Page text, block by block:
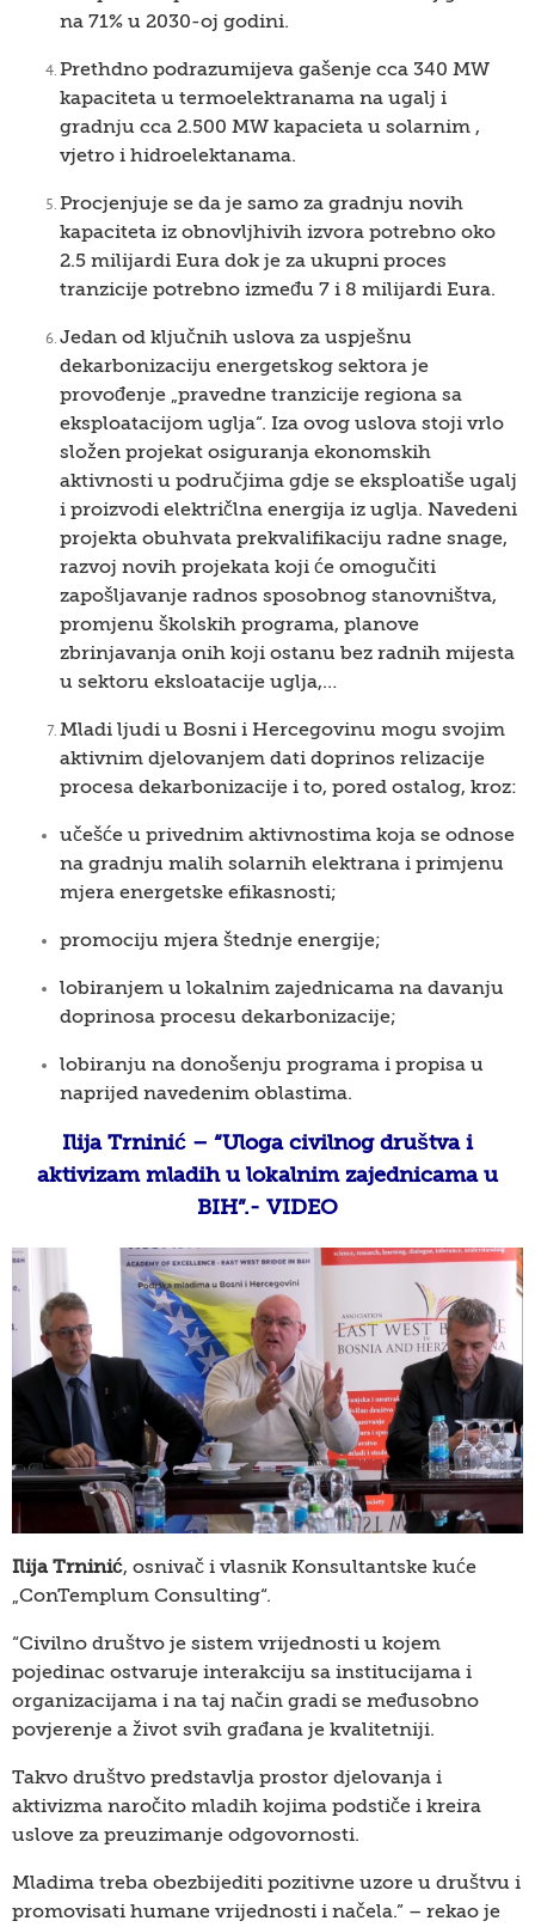
na 71% u 2030-oj godini.
Prethdno podrazumijeva gašenje cca 340 MW
kapaciteta u termoelektranama na ugalj i
gradnju cca 2.500 MW kapacieta u solarnim ,
vjetro i hidroelektanama.
Procjenjuje se da je samo za gradnju novih
kapaciteta iz obnovljhivih izvora potrebno oko
2.5 milijardi Eura dok je za ukupni proces
tranzicije potrebno između 7 i 8 milijardi Eura.
Jedan od ključnih uslova za uspješnu
dekarbonizaciju energetskog sektora je
provođenje „pravedne tranzicije regiona sa
eksploatacijom uglja“. Iza ovog uslova stoji vrlo
složen projekat osiguranja ekonomskih
aktivnosti u područjima gdje se eksploatiše ugalj
i proizvodi električlna energija iz uglja. Navedeni
projekta obuhvata prekvalifikaciju radne snage,
razvoj novih projekata koji će omogučiti
zapošljavanje radnos sposobnog stanovništva,
promjenu školskih programa, planove
zbrinjavanja onih koji ostanu bez radnih mijesta
u sektoru eksloatacije uglja,…
Mladi ljudi u Bosni i Hercegovinu mogu svojim
aktivnim djelovanjem dati doprinos relizacije
procesa dekarbonizacije i to, pored ostalog, kroz:
učešće u privednim aktivnostima koja se odnose
na gradnju malih solarnih elektrana i primjenu
mjera energetske efikasnosti;
promociju mjera štednje energije;
lobiranjem u lokalnim zajednicama na davanju
doprinosa procesu dekarbonizacije;
lobiranju na donošenju programa i propisa u
naprijed navedenim oblastima.
Ilija Trninić – “Uloga civilnog društva i
aktivizam mladih u lokalnim zajednicama u
BIH”.- VIDEO
Ilija Trninić, osnivač i vlasnik Konsultantske kuće
„ConTemplum Consulting“.
“Civilno društvo je sistem vrijednosti u kojem
pojedinac ostvaruje interakciju sa institucijama i
organizacijama i na taj način gradi se međusobno
povjerenje a život svih građana je kvalitetniji.
Takvo društvo predstavlja prostor djelovanja i
aktivizma naročito mladih kojima podstiče i kreira
uslove za preuzimanje odgovornosti.
Mladima treba obezbijediti pozitivne uzore u društvu i
promovisati humane vrijednosti i načela.” – rekao je